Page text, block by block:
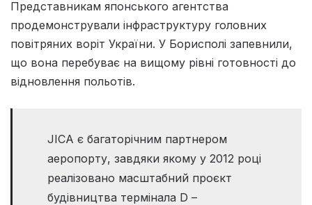
Представникам японського агентства
продемонстрували інфраструктуру головних
повітряних воріт України. У Борисполі запевнили,
що вона перебуває на вищому рівні готовності до
відновлення польотів.
JICA є багаторічним партнером
аеропорту, завдяки якому у 2012 році
реалізовано масштабний проєкт
будівництва термінала D –